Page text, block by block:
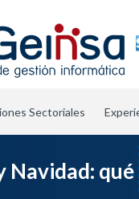
Sectoriales
Navidad: